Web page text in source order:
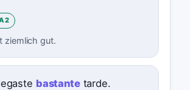
ziemlich gut.
bastantetarde.